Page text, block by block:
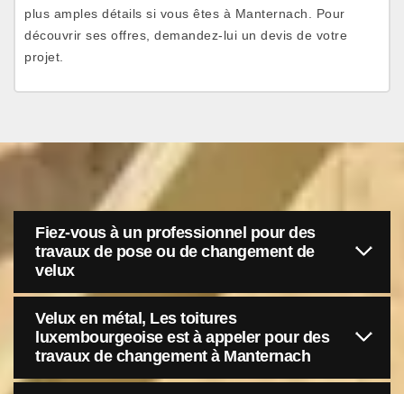
plus amples détails si vous êtes à Manternach. Pour
découvrir ses offres, demandez-lui un devis de votre
projet.
Fiez-vous à un professionnel pour des
travaux de pose ou de changement de
velux
Velux en métal, Les toitures
luxembourgeoise est à appeler pour des
travaux de changement à Manternach